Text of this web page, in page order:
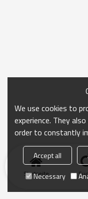
Startseite
We use cookies to
experience. They
order to constantly
Accept all
Necessary